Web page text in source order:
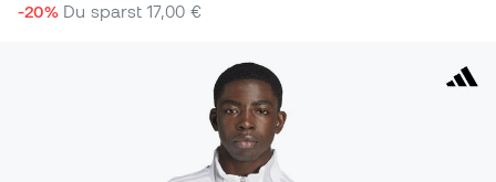
-20% Du sparst17,00 €